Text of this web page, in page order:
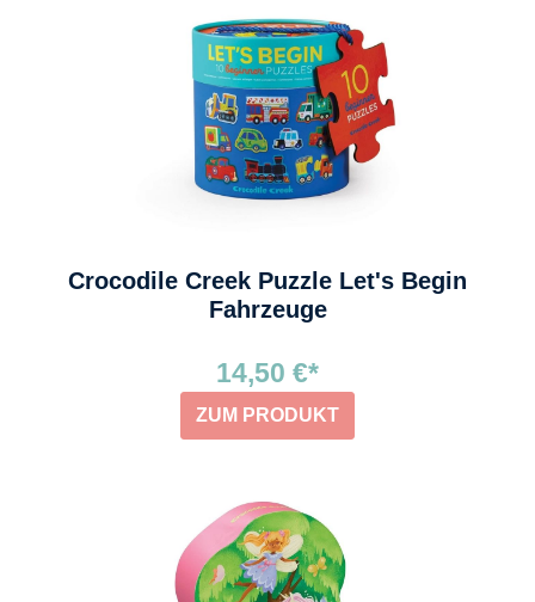
Crocodile Creek Puzzle Let's Begin
Fahrzeuge
14,50 €*
ZUM PRODUKT